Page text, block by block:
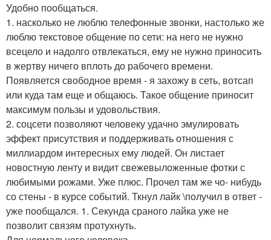
Удобно пообщаться.
1. насколько не люблю телефонные звонки, настолько же
люблю текстовое общение по сети: на него не нужно
всецело и надолго отвлекаться, ему не нужно приносить
в жертву ничего вплоть до рабочего времени.
Появляется свободное время - я захожу в сеть, вотсап
или куда там еще и общаюсь. Такое общение приносит
максимум пользы и удовольствия.
2. соцсети позволяют человеку удачно эмулировать
эффект присутствия и поддерживать отношения с
миллиардом интересных ему людей. Он листает
новостную ленту и видит свежевыложенные фотки с
любимыми рожами. Уже плюс. Прочел там же чо- нибудь
со стены - в курсе событий. Ткнул лайк \получил в ответ -
уже пообщался. 1. Секунда сраного лайка уже не
позволит связям протухнуть.